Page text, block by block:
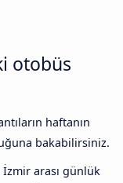
otobüs
haftanın
bakabilirsiniz.
arası günlük